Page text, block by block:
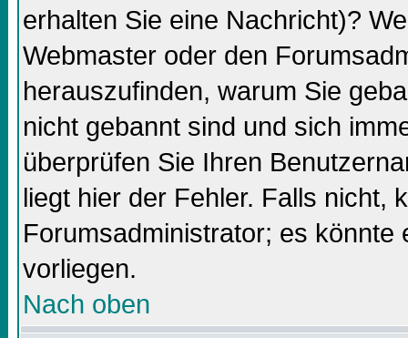
erhalten Sie eine Nachricht)?
Webmaster oder den
herauszufinden, warum Sie
nicht gebannt sind und sich
überprüfen Sie Ihren
liegt hier der Fehler. Falls nicht,
Forumsadministrator; es
vorliegen.
Nach oben